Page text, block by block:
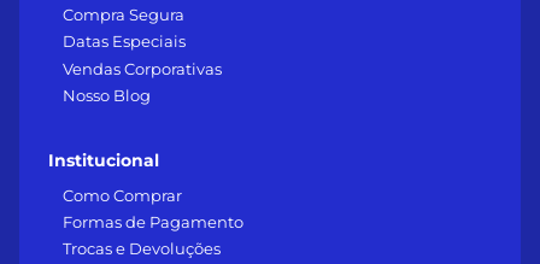
Compra Segura
Datas Especiais
Vendas Corporativas
Nosso Blog
Institucional
Como Comprar
Formas de Pagamento
Trocas e Devoluções